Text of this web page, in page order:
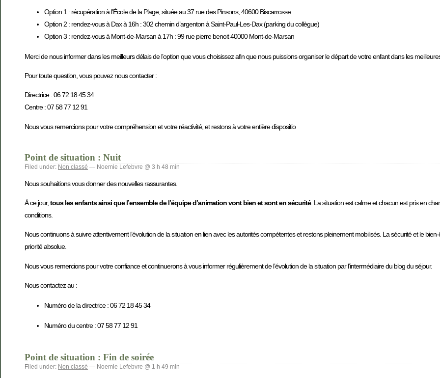
Option 1 : récupération à l’École de la Plage, située au 37 rue des Pinsons, 40600 Biscarrosse.
Option 2 : rendez-vous à Dax à 16h : 302 chemin d’argenton à Saint-Paul-Les-Dax (parking du collègue)
Option 3 : rendez-vous à Mont-de-Marsan à 17h : 99 rue pierre benoit 40000 Mont-de-Marsan
Merci de nous informer dans les meilleurs délais de l’option que vous choisissez afin que nous puissions organiser le départ de votre enfant dans les
Pour toute question, vous pouvez nous contacter :
Directrice : 06 72 18 45 34
Centre : 07 58 77 12 91
Nous vous remercions pour votre compréhension et votre réactivité, et restons à votre entière dispositio
Point de situation : Nuit
Filed under: Non classé — Noemie Lefebvre @ 3 h 48 min
Nous souhaitions vous donner des nouvelles rassurantes.
À ce jour, tous les enfants ainsi que l’ensemble de l’équipe d’animation vont bien et sont en sécurité. La situation est calme et chacun est pris en
conditions.
Nous continuons à suivre attentivement l’évolution de la situation en lien avec les autorités compétentes et restons pleinement mobilisés. La sécurité et le
priorité absolue.
Nous vous remercions pour votre confiance et continuerons à vous informer régulièrement de l’évolution de la situation par l’intermédiaire du blog du séjour.
Nous contactez au :
Numéro de la directrice : 06 72 18 45 34
Numéro du centre : 07 58 77 12 91
Point de situation : Fin de soirée
Filed under: Non classé — Noemie Lefebvre @ 1 h 49 min